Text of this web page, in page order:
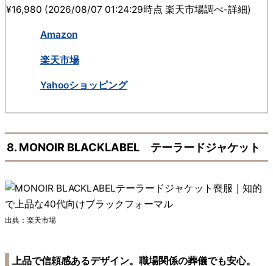
¥16,980 (2026/08/07 01:24:29時点 楽天市場調べ-詳細)
Amazon
楽天市場
Yahooショッピング
8. MONOIR BLACKLABEL テーラードジャケット
出典：楽天市場
上品で信頼感あるデザイン。職場関係の葬儀でも安心。